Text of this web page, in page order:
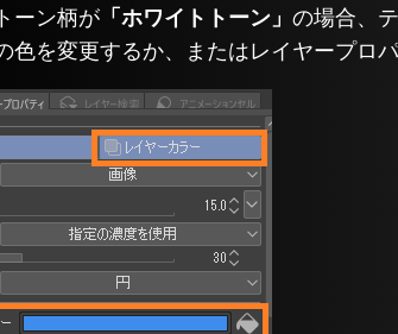
ーン柄が 「ホワイトトーン」 の場合、
色を変更するか、またはレイヤープロ